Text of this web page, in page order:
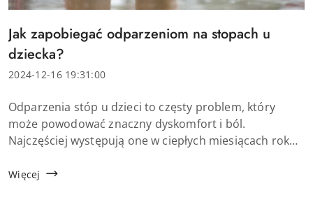
Tytuł
artykułu:
Jak zapobiegać odparzeniom na stopach u
dziecka?
Data
2024-12-16 19:31:00
Treść
artykułu:
Odparzenia stóp u dzieci to częsty problem, który
może powodować znaczny dyskomfort i ból.
Najczęściej występują one w ciepłych miesiącach roku,
szczęście istnieje wiele sposobó...
Więcej